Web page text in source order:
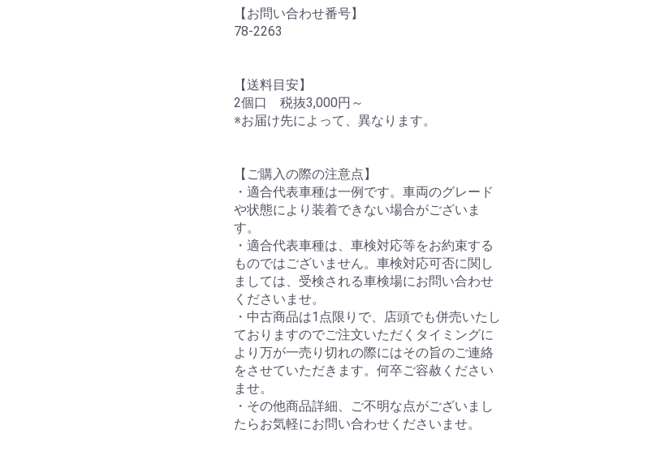
【お問い合わせ番号】
78-2263
【送料目安】
2個口 税抜3,000円～
※お届け先によって、異なります。
【ご購入の際の注意点】
・適合代表車種は一例です。車両のグレード
や状態により装着できない場合がございま
す。
・適合代表車種は、車検対応等をお約束する
ものではございません。車検対応可否に関し
ましては、受検される車検場にお問い合わせ
くださいませ。
・中古商品は1点限りで、店頭でも併売いたし
ておりますのでご注文いただくタイミングに
より万が一売り切れの際にはその旨のご連絡
をさせていただきます。何卒ご容赦ください
ませ。
・その他商品詳細、ご不明な点がございまし
たらお気軽にお問い合わせくださいませ。